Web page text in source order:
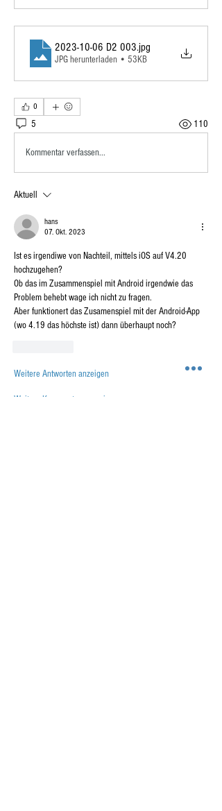
2023-10-06 D2 003.jpg
JPG herunterladen • 53KB
0
5 110
Kommentar verfassen...
Aktuell
hans
07. Okt. 2023
Ist es irgendiwe von Nachteil, mittels iOS auf V4.20
hochzugehen?
Ob das im Zusammenspiel mit Android irgendwie das
Problem behebt wage ich nicht zu fragen.
Aber funktionert das Zusamenspiel mit der Android-App
(wo 4.19 das höchste ist) dann überhaupt noch?
Weitere Antworten anzeigen
Weitere Kommentare anzeigen